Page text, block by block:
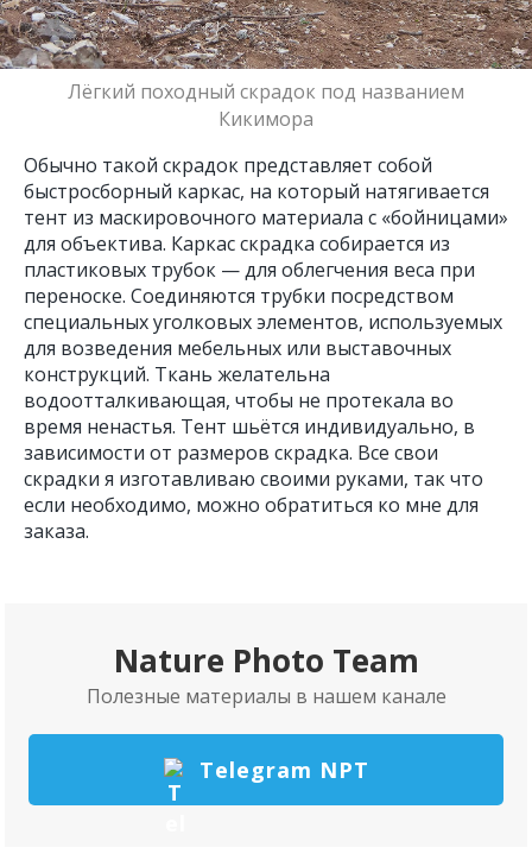
Лёгкий походный скрадок под названием
Кикимора
Обычно такой скрадок представляет собой
быстросборный каркас, на который натягивается
тент из маскировочного материала с «бойницами»
для объектива. Каркас скрадка собирается из
пластиковых трубок — для облегчения веса при
переноске. Соединяются трубки посредством
специальных уголковых элементов, используемых
для возведения мебельных или выставочных
конструкций. Ткань желательна
водоотталкивающая, чтобы не протекала во
время ненастья. Тент шьётся индивидуально, в
зависимости от размеров скрадка. Все свои
скрадки я изготавливаю своими руками, так что
если необходимо, можно обратиться ко мне для
заказа.
Nature Photo Team
Полезные материалы в нашем канале
Telegram NPT